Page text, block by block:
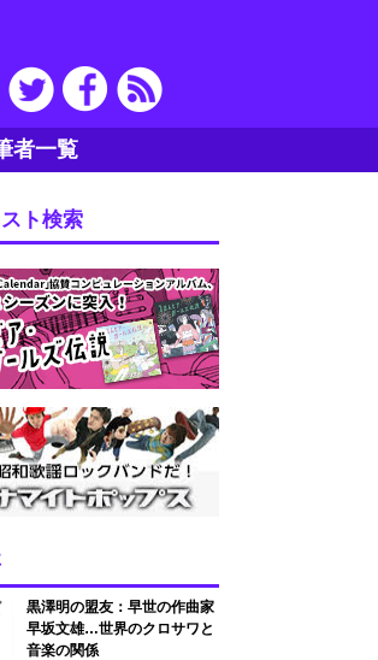
者一覧
ト検索
黒澤明の盟友：早世の作曲家
早坂文雄…世界のクロサワと
音楽の関係